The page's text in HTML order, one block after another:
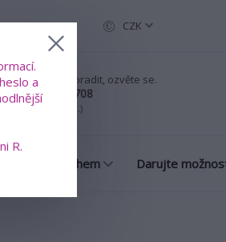
CZK
Pokud chcete poradit, ozvěte se.
+420 739 353 708
(Po-Pá, 8-18 hod.)
s příběhem Darujte
a
R.